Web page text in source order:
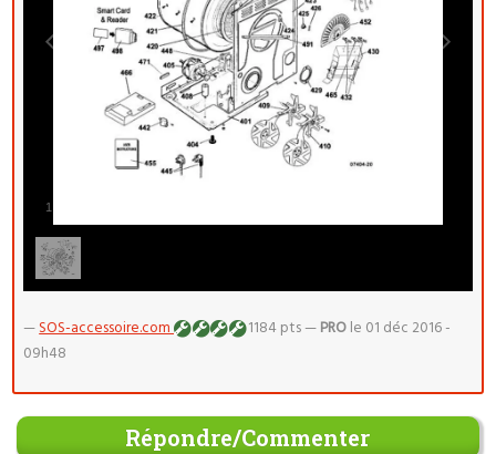
1
—SOS-accessoire.com 1184 pts —PRO le 01 déc 2016 -
09h48
Répondre/Commenter